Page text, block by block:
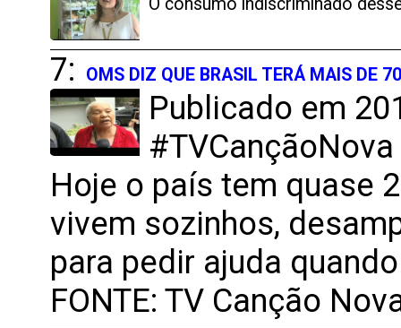
7: OMS DIZ QUE BRASIL TERÁ MAIS DE
Publicado em
Hoje o país tem quase
vivem sozinhos,
para pedir ajuda
FONTE: TV Canção